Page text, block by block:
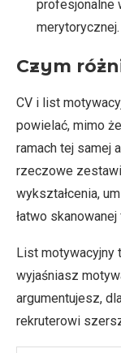
profesjonalne
merytorycznej.
Czym
CV i list
powielać, mimo
ramach tej samej
rzeczowe
wykształcenia,
łatwo
List motywacyjny
wyjaśniasz
argumentujesz,
rekruterowi